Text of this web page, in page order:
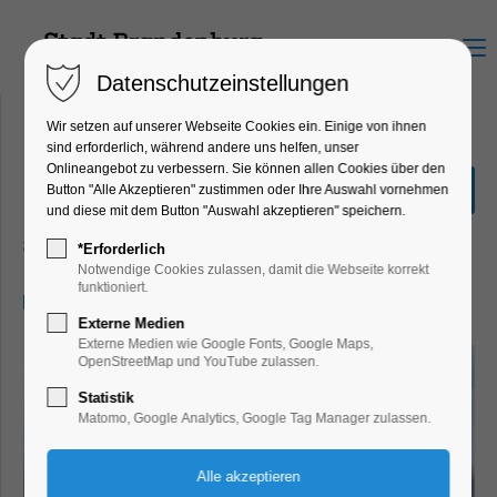
Menu
Große Seenrundfahrt (mit
Kanincheninsel)
Schiffrundfahrt
Datenschutzeinstellungen
Wir setzen auf unserer Webseite Cookies ein. Einige von ihnen
sind erforderlich, während andere uns helfen, unser
Onlineangebot zu verbessern. Sie können allen Cookies über den
Button "Alle Akzeptieren" zustimmen oder Ihre Auswahl vornehmen
und diese mit dem Button "Auswahl akzeptieren" speichern.
*Erforderlich
Notwendige Cookies zulassen, damit die Webseite korrekt
funktioniert.
Externe Medien
Externe Medien wie Google Fonts, Google Maps,
OpenStreetMap und YouTube zulassen.
Statistik
Matomo, Google Analytics, Google Tag Manager zulassen.